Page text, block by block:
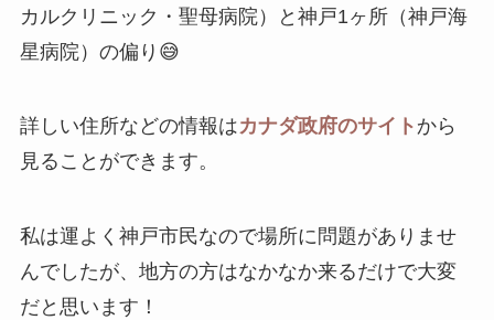
カルクリニック・聖母病院）と神戸1ヶ所（神戸海
星病院）の偏り😅
詳しい住所などの情報はカナダ政府のサイト から
見ることができます。
私は運よく神戸市民なので場所に問題がありませ
んでしたが、地方の方はなかなか来るだけで大変
だと思います！